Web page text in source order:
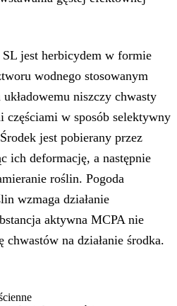
jest herbicydem w formie
wodnego stosowanym
niszczy chwasty
częściami w sposób selektywny
jest pobierany przez
ich deformację, a następnie
roślin. Pogoda
wzmaga działanie
aktywna MCPA nie
na działanie środka.